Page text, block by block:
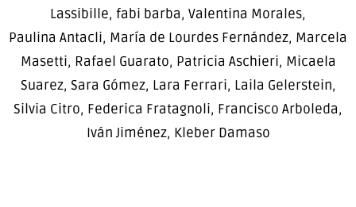
Lassibille, fabi barba, Valentina Morales,
Paulina Antacli, María de Lourdes Fernández, Marcela
Masetti, Rafael Guarato, Patricia Aschieri, Micaela
Suarez, Sara Gómez, Lara Ferrari, Laila Gelerstein,
Silvia Citro, Federica Fratagnoli, Francisco Arboleda,
Iván Jiménez, Kleber Damaso